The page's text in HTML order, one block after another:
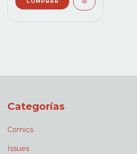
Categorías
Comics
Issues